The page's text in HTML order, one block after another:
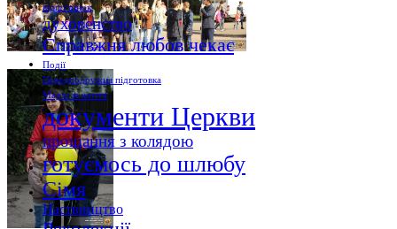
відпочинок
духовенство
Справжня любов чекає
Події
Передподружня підготовка
Марш за життя
документи Церкви
прощання з колядою
готуємось до шлюбу
Сімя
Наствництво